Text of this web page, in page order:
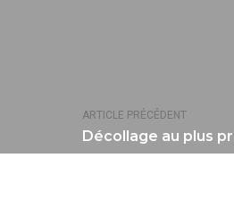
ARTICLE PRÉCÉDENT
Décollage au plus